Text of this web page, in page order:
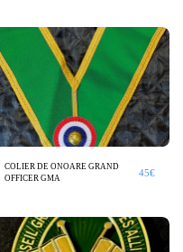
COLIER DE ONOARE GRAND
OFFICER GMA
45€